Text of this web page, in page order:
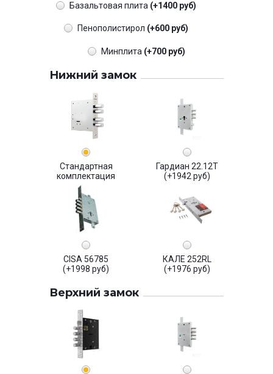
Базальтовая плита (+1400 руб)
Пенополистирол (+600 руб)
Минплита (+700 руб)
Нижний замок
Стандартная
комплектация
Гардиан 22.12Т
(+1942 руб)
CISA 56785
(+1998 руб)
КАЛЕ 252RL
(+1976 руб)
Верхний замок